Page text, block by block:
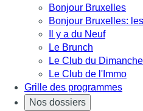
Bonjour Bruxelles
Bonjour Bruxelles:
Il y a du Neuf
Le Brunch
Le Club du Dimanche
Le Club de l'Immo
Grille des programmes
Nos dossiers